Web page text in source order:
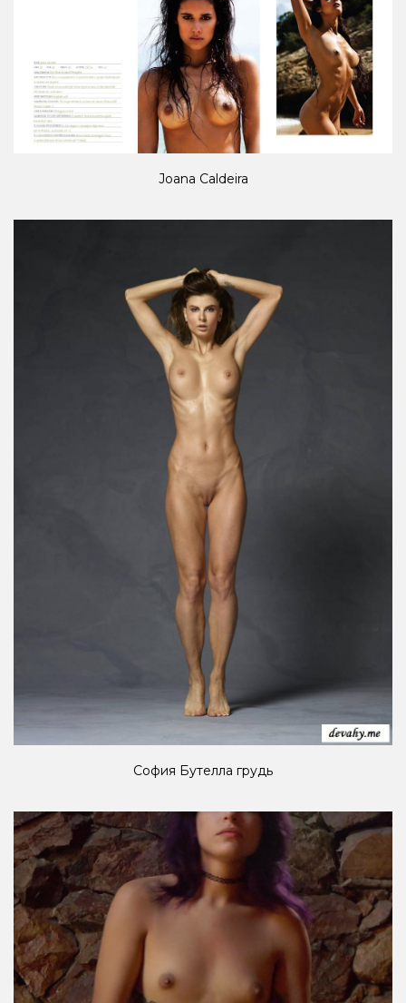
Joana Caldeira
София Бутелла грудь